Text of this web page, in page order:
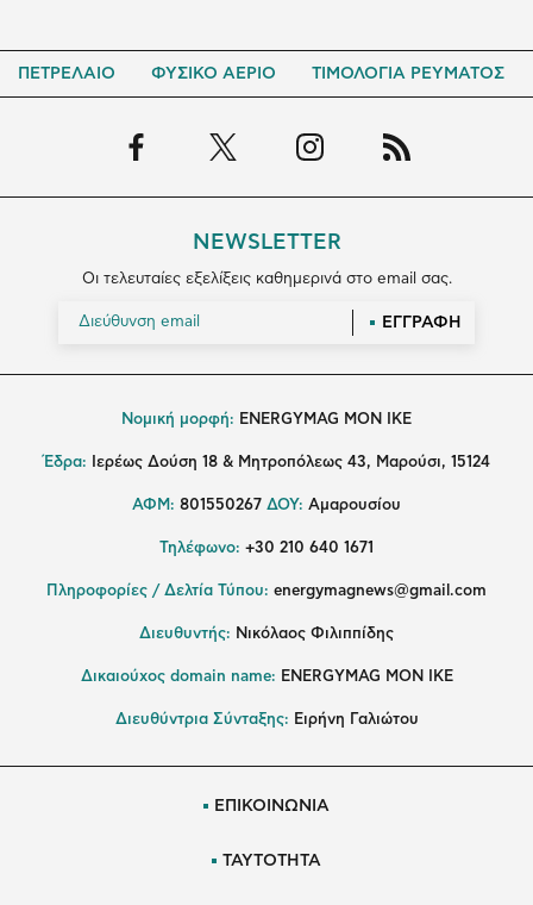
ΠΕΤΡΕΛΑΙΟ ΦΥΣΙΚΟ ΑΕΡΙΟ ΤΙΜΟΛΟΓΙΑ ΡΕΥΜΑΤΟΣ
NEWSLETTER
Οι τελευταίες εξελίξεις καθημερινά στο email σας.
ΕΓΓΡΑΦΗ
Νομική μορφή: ENERGYMAG MON IKE
Έδρα: Ιερέως Δούση 18 & Μητροπόλεως 43, Μαρούσι, 15124
ΑΦΜ: 801550267 ΔΟΥ: Αμαρουσίου
Τηλέφωνο: +30 210 640 1671
Πληροφορίες / Δελτία Τύπου: energymagnews@gmail.com
Διευθυντής: Νικόλαος Φιλιππίδης
Δικαιούχος domain name: ENERGYMAG ΜΟΝ ΙΚΕ
Διευθύντρια Σύνταξης: Ειρήνη Γαλιώτου
ΕΠΙΚΟΙΝΩΝΙΑ
ΤΑΥΤΟΤΗΤΑ